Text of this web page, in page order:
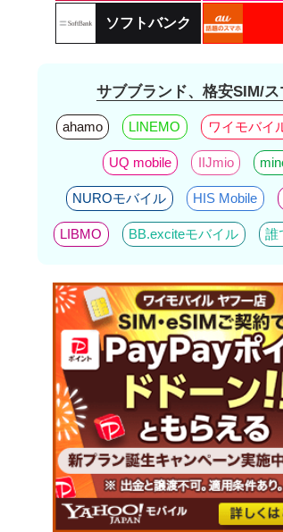
ソフトバンク
サブブランド、格安SIM/ス
ahamo LINEMO ワイモバイ
UQ mobile IIJmio
NUROモバイル HIS Mobile
LIBMO BB.exciteモバイル 誰